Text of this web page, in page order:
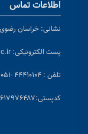
اطلاعات تماس
نشانی: خراسان
پست الکترونیکی:
تلفن : ۴۴۴۱۰۱۰۴ -۰۵۱
کدپستی:۹۶۱۷۹۷۶۴۸۷ صندوق پستی:۳۹۷